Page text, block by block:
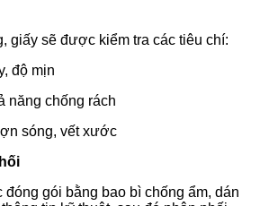
giấy sẽ được kiểm tra các tiêu chí:
độ mịn
năng chống rách
sóng, vết xước
gói bằng bao bì chống ẩm, dán